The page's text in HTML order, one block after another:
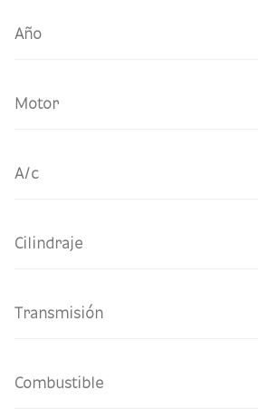
Año
Motor
A/c
Cilindraje
Transmisión
Combustible